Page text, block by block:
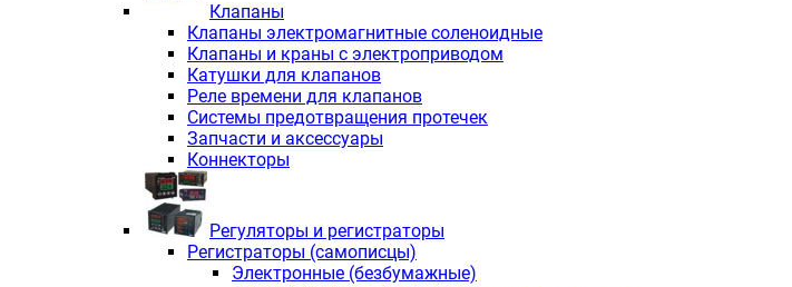
Клапаны
Клапаны электромагнитные соленоидные
Клапаны и краны с электроприводом
Катушки для клапанов
Реле времени для клапанов
Системы предотвращения протечек
Запчасти и аксессуары
Коннекторы
Регуляторы и регистраторы
Регистраторы (самописцы)
Электронные (безбумажные)